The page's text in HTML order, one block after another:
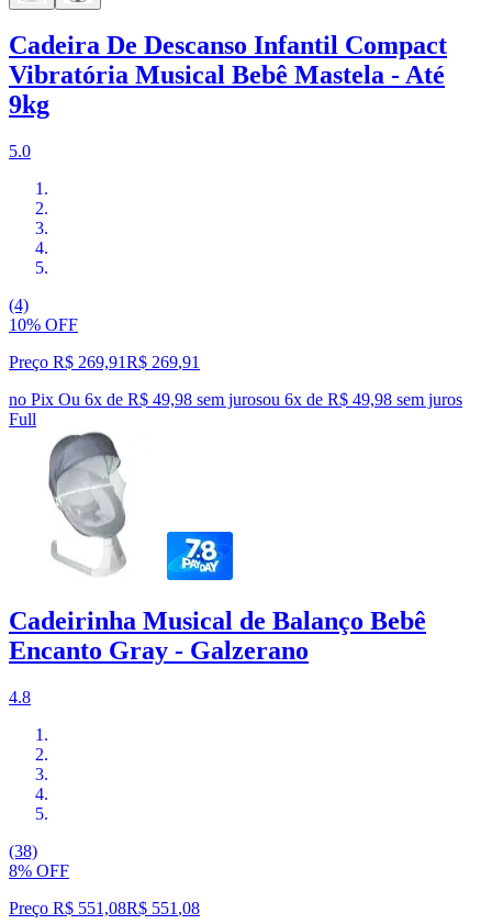
Cadeira De Descanso Infantil Compact
Vibratória Musical Bebê Mastela - Até
9kg
5.0
(4)
10% OFF
Preço R$ 269,91R$ 269,91
no Pix Ou 6x de R$ 49,98 sem jurosou 6x de R$ 49,98 sem juros
Full
Cadeirinha Musical de Balanço Bebê
Encanto Gray - Galzerano
4.8
(38)
8% OFF
Preço R$ 551,08R$ 551 ,08